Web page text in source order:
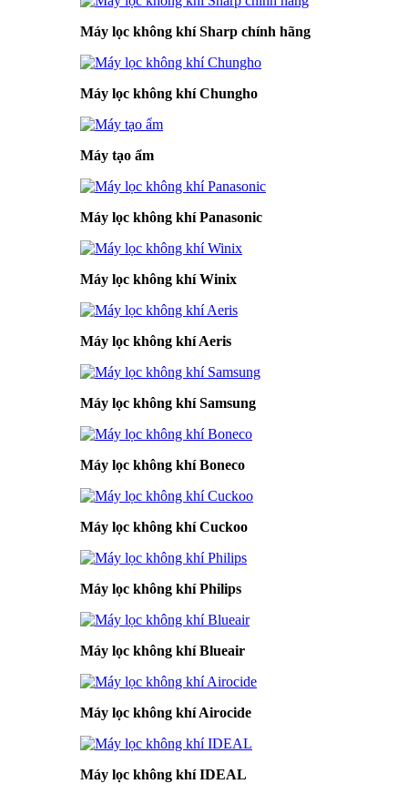
Máy lọc không khí Sharp chính hãng
Máy lọc không khí Chungho
Máy tạo ẩm
Máy lọc không khí Panasonic
Máy lọc không khí Winix
Máy lọc không khí Aeris
Máy lọc không khí Samsung
Máy lọc không khí Boneco
Máy lọc không khí Cuckoo
Máy lọc không khí Philips
Máy lọc không khí Blueair
Máy lọc không khí Airocide
Máy lọc không khí IDEAL